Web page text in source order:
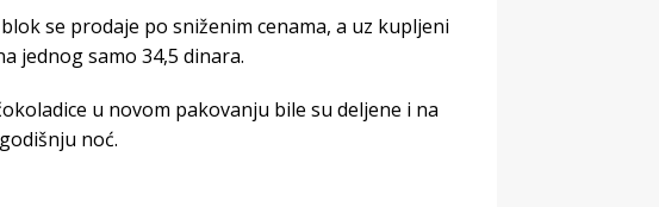
se prodaje po sniženim cenama, a uz kupljeni
jednog samo 34,5 dinara.
u novom pakovanju bile su deljene i na
noć.